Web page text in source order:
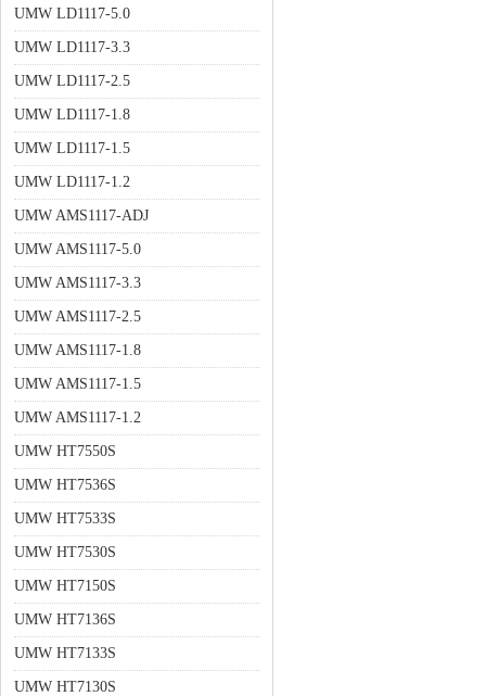
UMW LD1117-5.0
UMW LD1117-3.3
UMW LD1117-2.5
UMW LD1117-1.8
UMW LD1117-1.5
UMW LD1117-1.2
UMW AMS1117-ADJ
UMW AMS1117-5.0
UMW AMS1117-3.3
UMW AMS1117-2.5
UMW AMS1117-1.8
UMW AMS1117-1.5
UMW AMS1117-1.2
UMW HT7550S
UMW HT7536S
UMW HT7533S
UMW HT7530S
UMW HT7150S
UMW HT7136S
UMW HT7133S
UMW HT7130S